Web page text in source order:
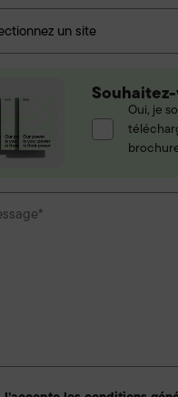
Souhaitez-
vous
une
Oui, je